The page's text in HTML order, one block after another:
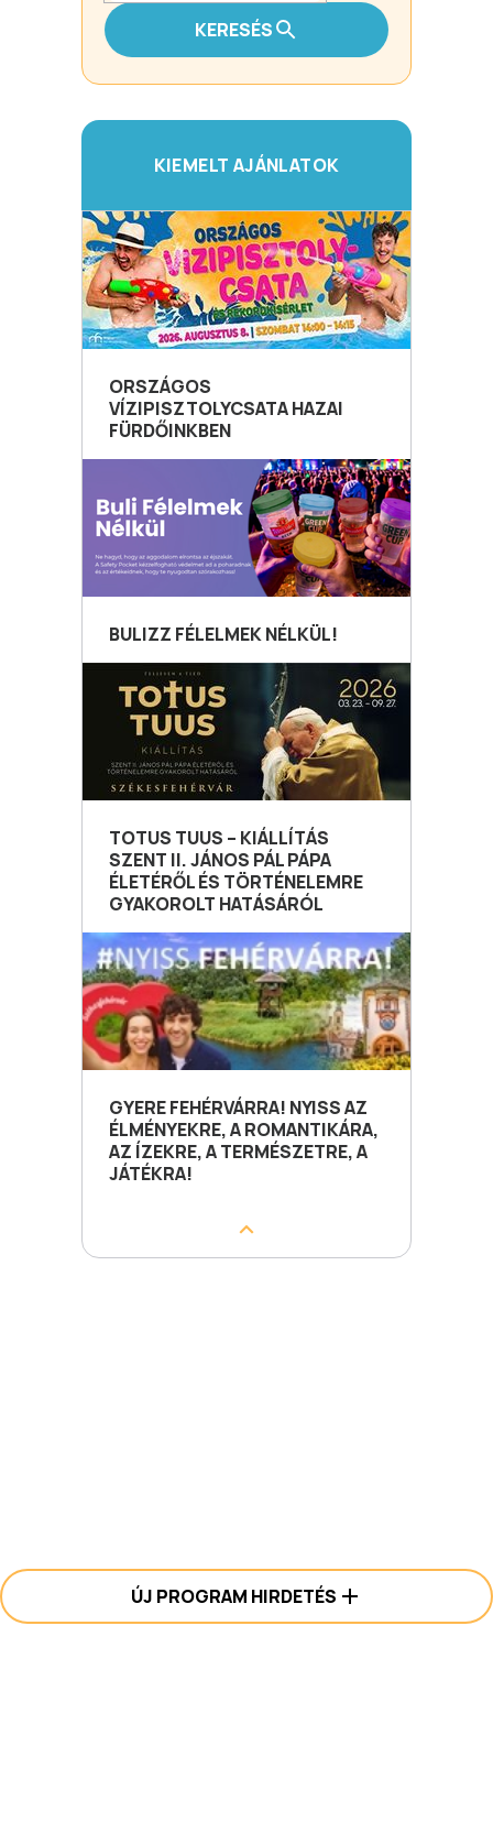
KERESÉS
KIEMELT AJÁNLATOK
ORSZÁGOS
VÍZIPISZTOLYCSATA HAZAI
FÜRDŐINKBEN
BULIZZ FÉLELMEK NÉLKÜL!
TOTUS TUUS – KIÁLLÍTÁS
SZENT II. JÁNOS PÁL PÁPA
ÉLETÉRŐL ÉS TÖRTÉNELEMRE
GYAKOROLT HATÁSÁRÓL
GYERE FEHÉRVÁRRA! NYISS AZ
ÉLMÉNYEKRE, A ROMANTIKÁRA,
AZ ÍZEKRE, A TERMÉSZETRE, A
JÁTÉKRA!
ÚJ PROGRAM HIRDETÉS